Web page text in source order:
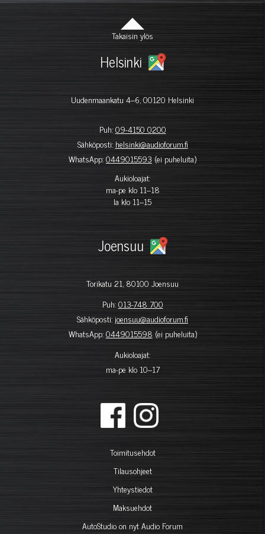
Takaisin ylös
Helsinki
Uudenmaankatu 4–6, 00120 Helsinki
Puh:09-4150 0200
Sähköposti: helsinki@audioforum.fi
WhatsApp:0449015593 (ei puheluita)
Aukioloajat:
ma-pe klo 11–18
la klo 11–15
Joensuu
Torikatu 21, 80100 Joensuu
Puh:013-748 700
Sähköposti: joensuu@audioforum.fi
WhatsApp:0449015598 (ei puheluita)
Aukioloajat:
ma-pe klo 10–17
Toimitusehdot
Tilausohjeet
Yhteystiedot
Maksuehdot
AutoStudio on nyt Audio Forum